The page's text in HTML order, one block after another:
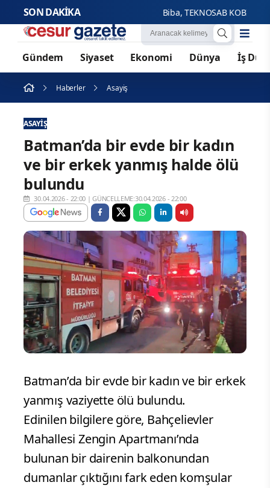
SON DAKİKA Biba, TEKNOSAB KOBİ OSB tanıtım
Gündem Siyaset Ekonomi Dünya İş
Haberler Asayiş
ASAYIŞ
Batman’da bir evde bir kadın
ve bir erkek yanmış halde ölü
bulundu
30.04.2026 - 22:00 |GÜNCELLEME:30.04.2026 - 22:00
Batman’da bir evde bir kadın ve bir erkek
yanmış vaziyette ölü bulundu.
Edinilen bilgilere göre, Bahçelievler
Mahallesi Zengin Apartmanı’nda
bulunan bir dairenin balkonundan
dumanlar çıktığını fark eden komşular